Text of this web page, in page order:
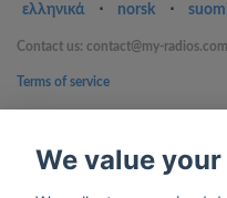
ελληνικά
⋅ norsk ⋅
Contact us: contact@my-radios.com
Terms of service
Google Play and the Google Play
We value